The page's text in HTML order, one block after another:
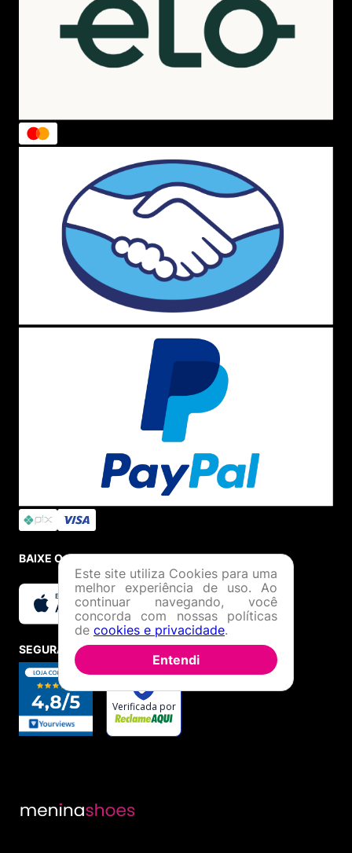
BAIXE O APP
SEGURANÇA E CREDIBILIDADE
Este site utiliza Cookies para uma
melhor experiência de uso. Ao
continuar navegando, você
concorda com nossas políticas
de cookies e privacidade.
Entendi